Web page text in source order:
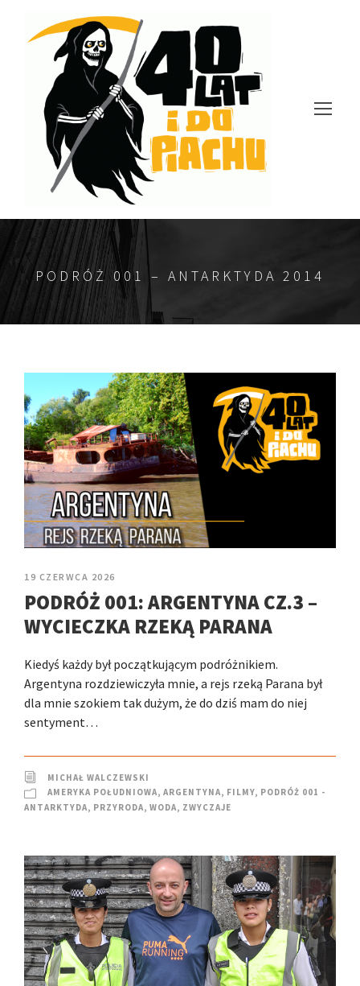
PODRÓŻ 001 – ANTARKTYDA 2014
19 CZERWCA 2026
PODRÓŻ 001: ARGENTYNA CZ.3 –
WYCIECZKA RZEKĄ PARANA
Kiedyś każdy był początkującym podróżnikiem.
Argentyna rozdziewiczyła mnie, a rejs rzeką Parana był
dla mnie szokiem tak dużym, że do dziś mam do niej
sentyment…
MICHAŁ WALCZEWSKI
AMERYKA POŁUDNIOWA, ARGENTYNA, FILMY, PODRÓŻ 001 -
ANTARKTYDA, PRZYRODA, WODA, ZWYCZAJE